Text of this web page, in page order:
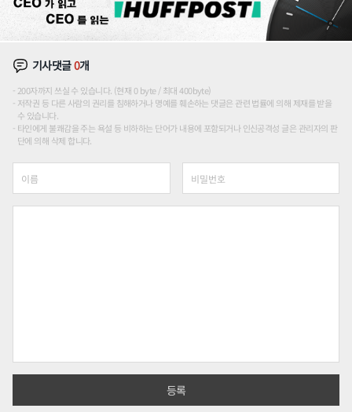
기사댓글0개
200자까지 쓰실 수 있습니다. (현재 0 byte / 최대 400byte)
저작권 등 다른 사람의 권리를 침해하거나 명예를 훼손하는 댓글은 관련 법률에 의해 제재를 받을
수 있습니다.
타인에게 불쾌감을 주는 욕설 등 비하하는 단어가 내용에 포함되거나 인신공격성 글은 관리자의 판
단에 의해 삭제 합니다.